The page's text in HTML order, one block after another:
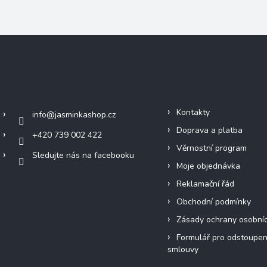
info@jasminkashop.cz
+420 739 002 422
Sledujte nás na facebooku
Kontakty
Doprava a platba
Věrnostní program
Moje objednávka
Reklamační řád
Obchodní podmínky
Zásady ochrany
Formulář pro
smlouvy